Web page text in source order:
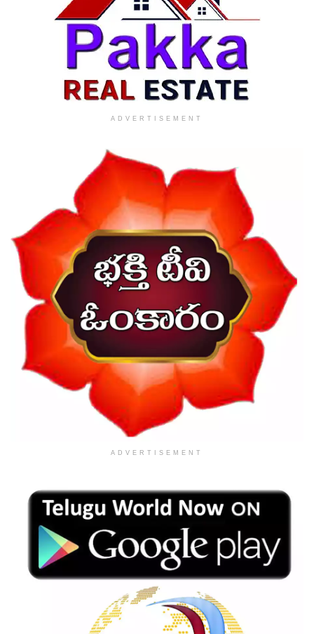
ADVERTISEMENT
ADVERTISEMENT